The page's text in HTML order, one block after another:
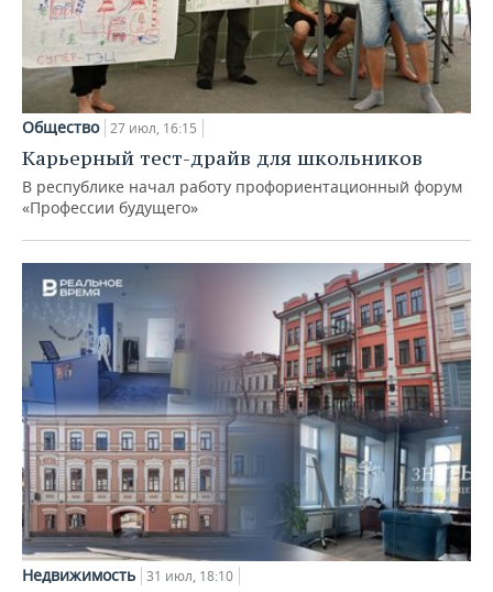
Общество 27 июл, 16:15
Карьерный тест-драйв для школьников
В республике начал работу профориентационный форум
«Профессии будущего»
Недвижимость 31 июл, 18:10